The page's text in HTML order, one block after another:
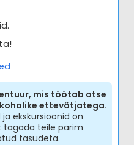
mis töötab otse
ettevõtjatega.
ekskursioonid on
tagada teile parim
tasudeta.